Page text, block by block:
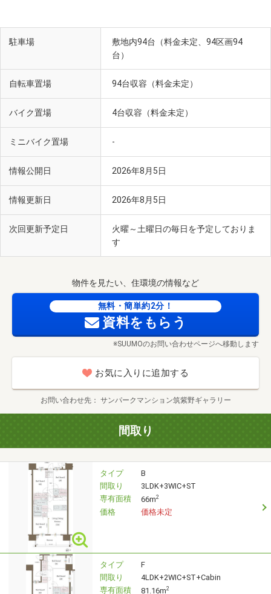
駐車場
敷地内94台（料金未定、94区画94
台）
自転車置場 94台収容（料金未定）
バイク置場 4台収容（料金未定）
ミニバイク置場 -
情報公開日 2026年8月5日
情報更新日 2026年8月5日
次回更新予定日
火曜～土曜日の毎日を予定しておりま
す
物件を見たい、住環境の情報など
無料・簡単約2分！
資料をもらう
※SUUMOのお問い合わせページへ移動します
お気に入りに追加する
お問い合わせ先 サンパークマンション筑紫野ギャラリー
間取り
タイプ
B
間取り
3LDK+3WIC+ST
専有面積
66m2
価格 価格未定
タイプ
F
間取り
4LDK+2WIC+ST+Cabin
専有面積
81.16m2